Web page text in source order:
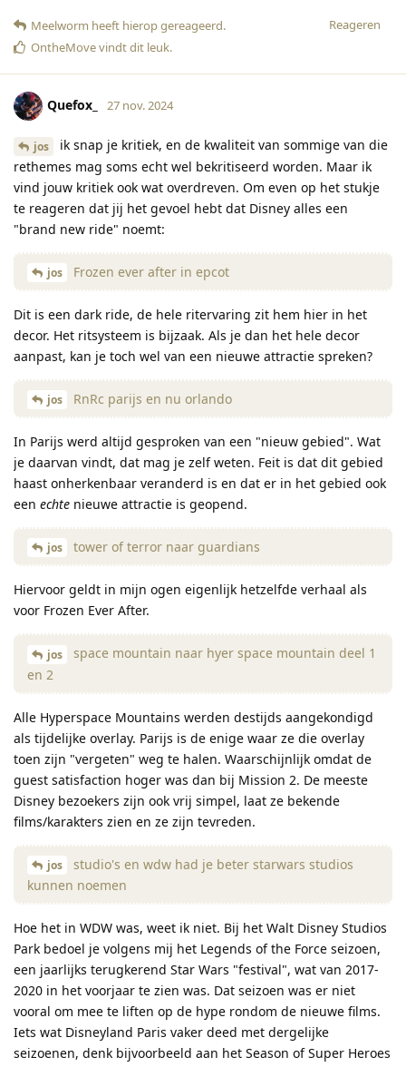
Reageren
Meelworm heeft hierop gereageerd.
OntheMovevindt dit leuk.
Quefox_ 27 nov. 2024
jos
ik snap je kritiek, en de kwaliteit van sommige van die
rethemes mag soms echt wel bekritiseerd worden. Maar ik
vind jouw kritiek ook wat overdreven. Om even op het stukje
te reageren dat jij het gevoel hebt dat Disney alles een
"brand new ride" noemt:
jos Frozen ever after in epcot
Dit is een dark ride, de hele ritervaring zit hem hier in het
decor. Het ritsysteem is bijzaak. Als je dan het hele decor
aanpast, kan je toch wel van een nieuwe attractie spreken?
jos RnRc parijs en nu orlando
In Parijs werd altijd gesproken van een "nieuw gebied". Wat
je daarvan vindt, dat mag je zelf weten. Feit is dat dit gebied
haast onherkenbaar veranderd is en dat er in het gebied ook
een echte nieuwe attractie is geopend.
jos tower of terror naar guardians
Hiervoor geldt in mijn ogen eigenlijk hetzelfde verhaal als
voor Frozen Ever After.
jos
space mountain naar hyer space mountain deel 1
en 2
Alle Hyperspace Mountains werden destijds aangekondigd
als tijdelijke overlay. Parijs is de enige waar ze die overlay
toen zijn "vergeten" weg te halen. Waarschijnlijk omdat de
guest satisfaction hoger was dan bij Mission 2. De meeste
Disney bezoekers zijn ook vrij simpel, laat ze bekende
films/karakters zien en ze zijn tevreden.
jos
studio's en wdw had je beter starwars studios
kunnen noemen
Hoe het in WDW was, weet ik niet. Bij het Walt Disney Studios
Park bedoel je volgens mij het Legends of the Force seizoen,
een jaarlijks terugkerend Star Wars "festival", wat van 2017-
2020 in het voorjaar te zien was. Dat seizoen was er niet
vooral om mee te liften op de hype rondom de nieuwe films.
Iets wat Disneyland Paris vaker deed met dergelijke
seizoenen, denk bijvoorbeeld aan het Season of Super Heroes